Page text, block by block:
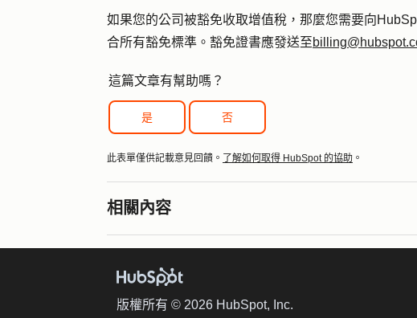
如果您的公司被豁免收取增值稅，那麼您需要向
合所有豁免標準。豁免證書應發送至
這篇文章有幫助嗎？
是 否
此表單僅供記載意見回饋。 了解如何取得 HubSpot 的協助 。
相關內容
版權所有 © 2026 HubSpot, Inc.